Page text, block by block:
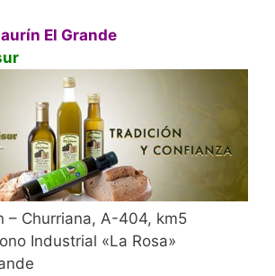
El Grande
– Churriana, A-404, km5
Industrial «La Rosa»